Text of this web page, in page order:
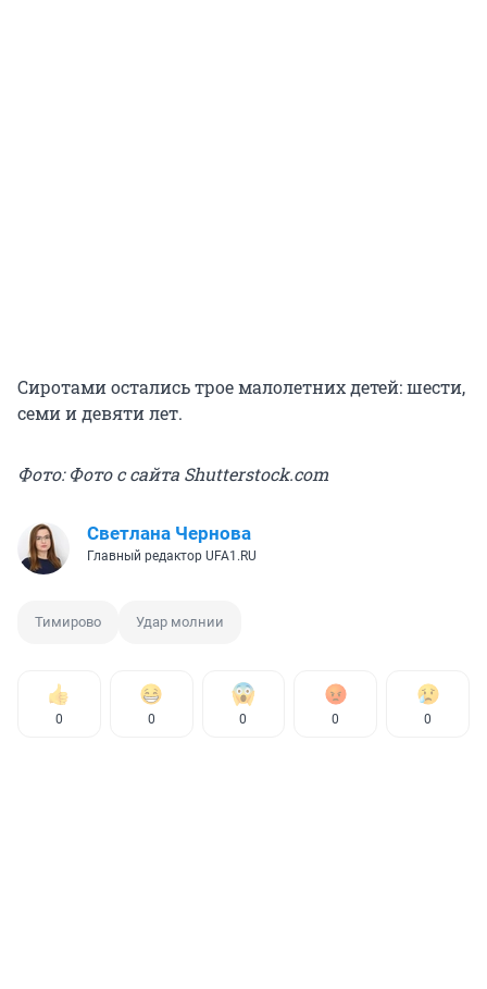
Сиротами остались трое малолетних детей: шести,
семи и девяти лет.
Фото: Фото с сайта Shutterstock.com
Светлана Чернова
Главный редактор UFA1.RU
Тимирово Удар молнии
0 0 0 0 0